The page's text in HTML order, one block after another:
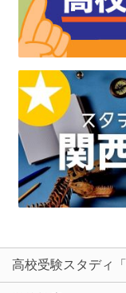
高校受験スタディ「